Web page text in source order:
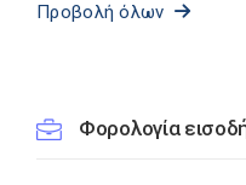
Προβολή όλων
Φορολογία